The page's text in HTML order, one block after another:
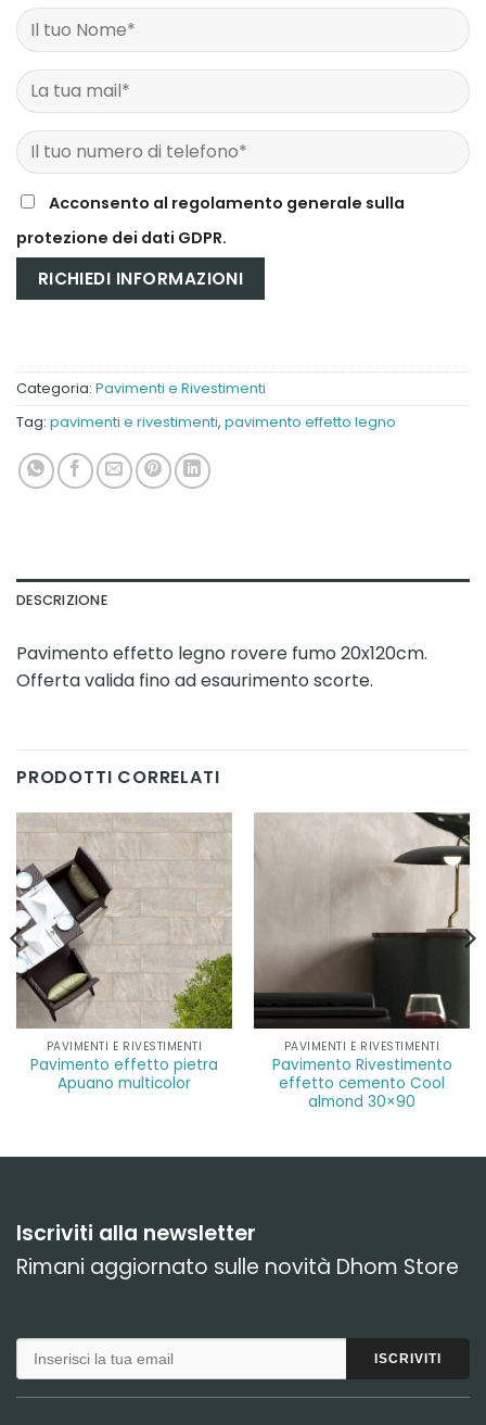
Acconsento al regolamento generale sulla
protezione dei dati GDPR.
Categoria: Pavimenti e Rivestimenti
Tag: pavimenti e rivestimenti, pavimento effetto legno
DESCRIZIONE
Pavimento effetto legno rovere fumo 20x120cm.
Offerta valida fino ad esaurimento scorte.
PRODOTTI CORRELATI
PAVIMENTI E RIVESTIMENTI
Pavimento effetto pietra
Apuano multicolor
PAVIMENTI E RIVESTIMENTI
Pavimento Rivestimento
effetto cemento Cool
almond 30×90
Iscriviti alla newsletter
Rimani aggiornato sulle novità Dhom Store